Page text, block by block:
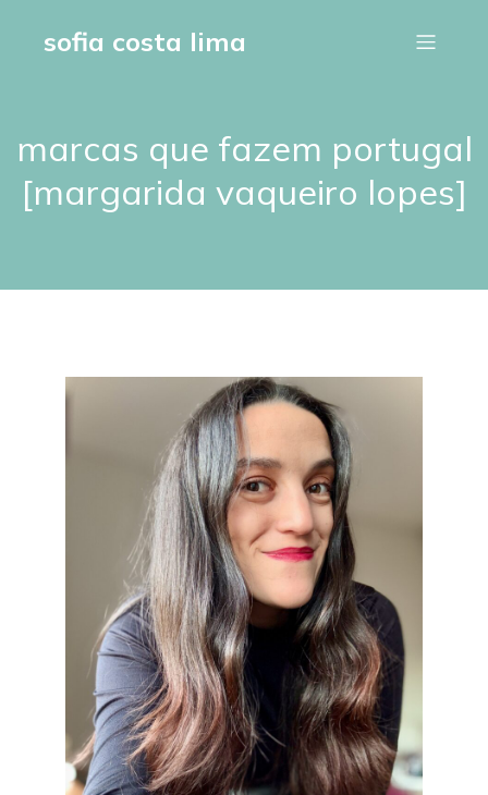
sofia costa lima
marcas que fazem portugal
[margarida vaqueiro lopes]